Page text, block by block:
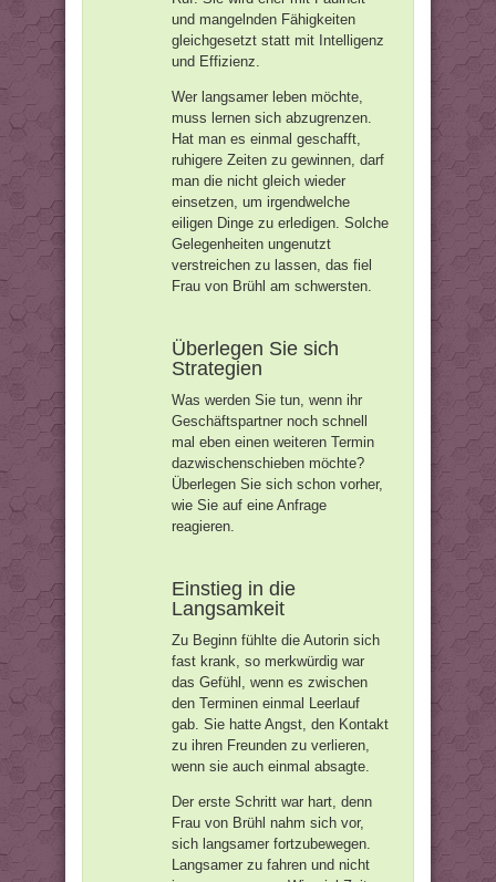
und mangelnden Fähigkeiten
gleichgesetzt statt mit Intelligenz
und Effizienz.
Wer langsamer leben möchte,
muss lernen sich abzugrenzen.
Hat man es einmal geschafft,
ruhigere Zeiten zu gewinnen, darf
man die nicht gleich wieder
einsetzen, um irgendwelche
eiligen Dinge zu erledigen. Solche
Gelegenheiten ungenutzt
verstreichen zu lassen, das fiel
Frau von Brühl am schwersten.
Überlegen Sie sich
Strategien
Was werden Sie tun, wenn ihr
Geschäftspartner noch schnell
mal eben einen weiteren Termin
dazwischenschieben möchte?
Überlegen Sie sich schon vorher,
wie Sie auf eine Anfrage
reagieren.
Einstieg in die
Langsamkeit
Zu Beginn fühlte die Autorin sich
fast krank, so merkwürdig war
das Gefühl, wenn es zwischen
den Terminen einmal Leerlauf
gab. Sie hatte Angst, den Kontakt
zu ihren Freunden zu verlieren,
wenn sie auch einmal absagte.
Der erste Schritt war hart, denn
Frau von Brühl nahm sich vor,
sich langsamer fortzubewegen.
Langsamer zu fahren und nicht